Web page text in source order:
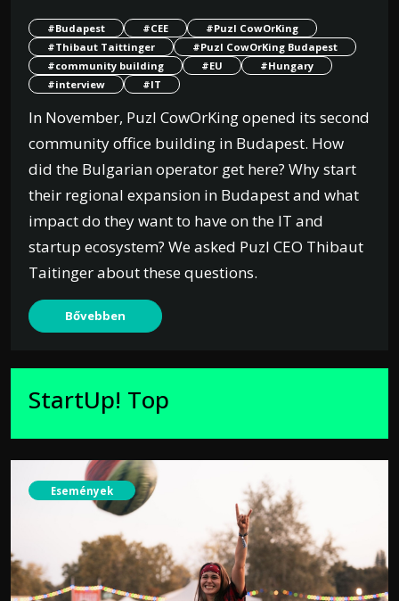
#Budapest #CEE
#Puzl CowOrKing
#Thibaut Taittinger
#Puzl CowOrKing Budapest
#community building
#EU
#Hungary
#interview
#IT
In November, Puzl CowOrKing opened its second
community office building in Budapest. How
did the Bulgarian operator get here? Why start
their regional expansion in Budapest and what
impact do they want to have on the IT and
startup ecosystem? We asked Puzl CEO Thibaut
Taitinger about these questions.
Bővebben
StartUp! Top
Események